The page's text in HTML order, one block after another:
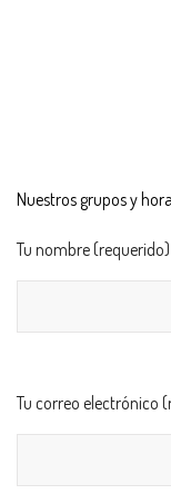
Nuestros grupos y
Tu nombre (requerido)
Tu correo electrónico